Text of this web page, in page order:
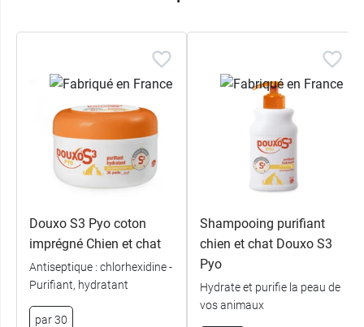
Douxo S3 Pyo coton
imprégné Chien et chat
Antiseptique : chlorhexidine -
Purifiant, hydratant
par 30
Shampooing purifiant
chien et chat Douxo S3
Pyo
Hydrate et purifie la peau de
vos animaux